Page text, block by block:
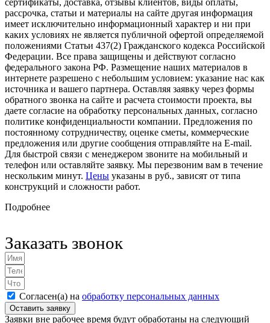
сертификаты, доставка, отзывы клиентов, виды оплаты,
рассрочка, статьи и материалы на сайте другая информация
имеет исключительно информационный характер и ни при
каких условиях не является публичной офертой определяемой
положениями Статьи 437(2) Гражданского кодекса Российской
Федерации. Все права защищены и действуют согласно
федерального закона РФ. Размещение наших материалов в
интернете разрешено с небольшим условием: указание нас как
источника и вашего партнера. Оставляя заявку через формы
обратного звонка на сайте и расчета стоимости проекта, вы
даете согласие на обработку персональных данных, согласно
политике конфиденциальности компании. Предложения по
постоянному сотрудничеству, оценке сметы, коммерческие
предложения или другие сообщения отправляйте на E-mail.
Для быстрой связи с менеджером звоните на мобильный и
телефон или оставляйте заявку. Мы перезвоним вам в течение
нескольким минут. Цены указаны в руб., зависят от типа
конструкций и сложности работ.
Подробнее
Заказать звонок
Согласен(а) на обработку персональных данных
Оставить заявку
Заявки вне рабочее время будут обработаны на следующий